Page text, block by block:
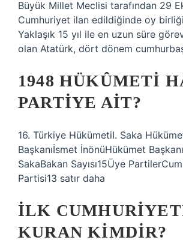
Büyük Millet Meclisi tarafından 29
Cumhuriyet ilan edildiğinde oy
Yaklaşık 15 yıl ile en uzun süre
olan Atatürk, dört dönem
1948 HÜKÛMETI
PARTIYE AIT?
16. Türkiye HükümetiI. Saka
Başkanıİsmet İnönüHükümet
SakaBakan Sayısı15Üye
Partisi13 satır daha
İLK
KURAN KIMDIR?